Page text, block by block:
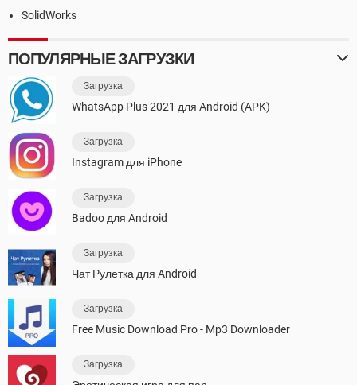
SolidWorks
ПОПУЛЯРНЫЕ ЗАГРУЗКИ
Загрузка
WhatsApp Plus 2021 для Android (APK)
Загрузка
Instagram для iPhone
Загрузка
Badoo для Android
Загрузка
Чат Рулетка для Android
Загрузка
Free Music Download Pro - Mp3 Downloader
Загрузка